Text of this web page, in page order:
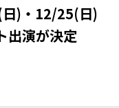
日)・12/25(日)
出演が決定